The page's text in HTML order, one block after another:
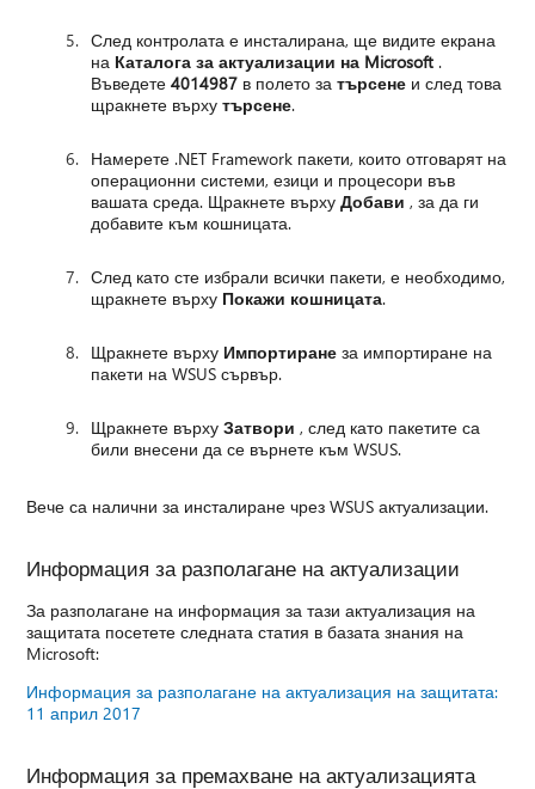
След контролата е инсталирана, ще видите екрана
на Каталога за актуализации на Microsoft .
Въведете4014987 в полето затърсене и след това
щракнете върхутърсене.
Намерете .NET Framework пакети, които отговарят на
операционни системи, езици и процесори във
вашата среда. Щракнете върхуДобави , за да ги
добавите към кошницата.
След като сте избрали всички пакети, е необходимо,
щракнете върху Покажи кошницата.
Щракнете върху Импортиране за импортиране на
пакети на WSUS сървър.
Щракнете върхуЗатвори , след като пакетите са
били внесени да се върнете към WSUS.
Вече са налични за инсталиране чрез WSUS актуализации.
Информация за разполагане на актуализации
За разполагане на информация за тази актуализация на
защитата посетете следната статия в базата знания на
Microsoft:
Информация за разполагане на актуализация на защитата:
11 април 2017
Информация за премахване на актуализацията